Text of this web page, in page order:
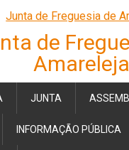
de
Amareleja
JUNTA
INFORMAÇÃO PÚBLICA